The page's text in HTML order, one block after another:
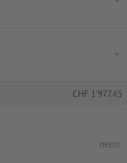
CHF 1'977.45
netto